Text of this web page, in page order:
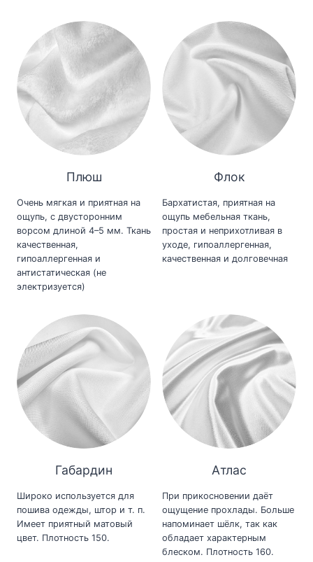
Плюш
Очень мягкая и приятная на
ощупь, с двусторонним
ворсом длиной 4–5 мм. Ткань
качественная,
гипоаллергенная и
антистатическая (не
электризуется)
Флок
Бархатистая, приятная на
ощупь мебельная ткань,
простая и неприхотливая в
уходе, гипоаллергенная,
качественная и долговечная
Габардин
Широко используется для
пошива одежды, штор и т. п.
Имеет приятный матовый
цвет. Плотность 150.
Атлас
При прикосновении даёт
ощущение прохлады. Больше
напоминает шёлк, так как
обладает характерным
блеском. Плотность 160.